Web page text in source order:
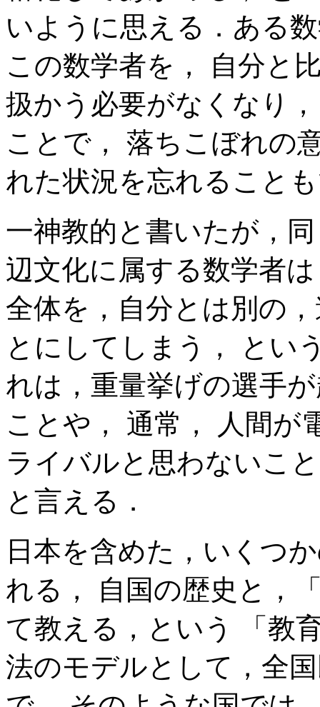
いように思える．ある
この数学者を， 自分と
扱かう必要がなくなり
ことで， 落ちこぼれの
れた状況を忘れること
一神教的と書いたが，
辺文化に属する数学者
全体を，自分とは別の
とにしてしまう， とい
れは，重量挙げの選手
ことや， 通常， 人間が
ライバルと思わないこ
と言える．
日本を含めた，いくつ
れる， 自国の歴史と，
て教える，という 「教
法のモデルとして，全